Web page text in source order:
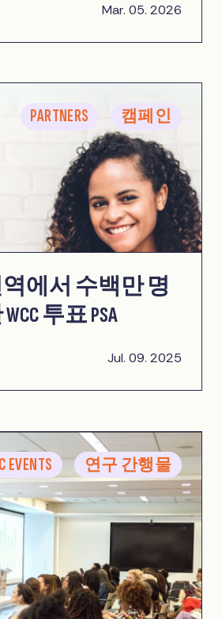
Mar. 05. 2026
PARTNERS 캠페인
에서 수백만 명
투표 PSA
Jul. 09. 2025
EVENTS 연구 간행물